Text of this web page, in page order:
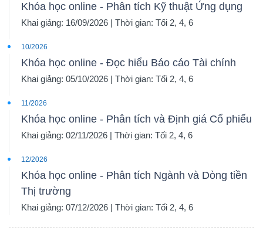
Khóa học online - Phân tích Kỹ thuật Ứng dụng
Khai giảng: 16/09/2026 | Thời gian: Tối 2, 4, 6
10/2026
Khóa học online - Đọc hiểu Báo cáo Tài chính
Khai giảng: 05/10/2026 | Thời gian: Tối 2, 4, 6
11/2026
Khóa học online - Phân tích và Định giá Cổ phiếu
Khai giảng: 02/11/2026 | Thời gian: Tối 2, 4, 6
12/2026
Khóa học online - Phân tích Ngành và Dòng tiền
Thị trường
Khai giảng: 07/12/2026 | Thời gian: Tối 2, 4, 6